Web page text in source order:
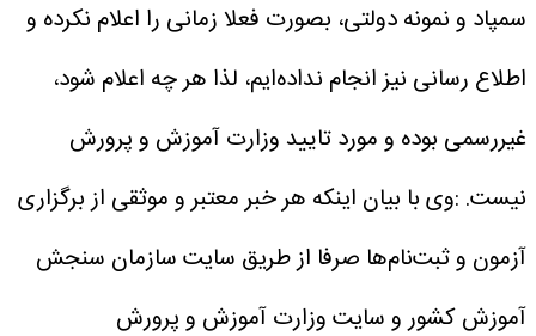
سمپاد و نمونه دولتی، بصورت فعلا زمانی را اعلام نکرده‌ و
اطلاع رسانی نیز انجام نداده‌ایم، لذا هر چه اعلام شود،
غیررسمی بوده و مورد تایید وزارت آموزش و پرورش
نیست. :وی با بیان اینکه هر خبر معتبر و موثقی از برگزاری
آزمون و ثبت‌نام‌ها صرفا از طریق سایت سازمان سنجش
آموزش کشور و سایت وزارت آموزش و پرورش